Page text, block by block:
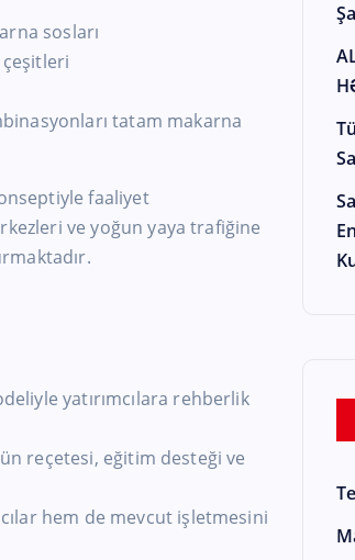
sosları
çeşitleri
tatam makarna
faaliyet
ve yoğun yaya trafiğine
yatırımcılara rehberlik
reçetesi, eğitim desteği ve
hem de mevcut işletmesini